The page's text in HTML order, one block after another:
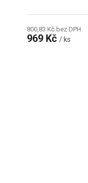
800,83 Kč bez DPH
969 Kč/ ks